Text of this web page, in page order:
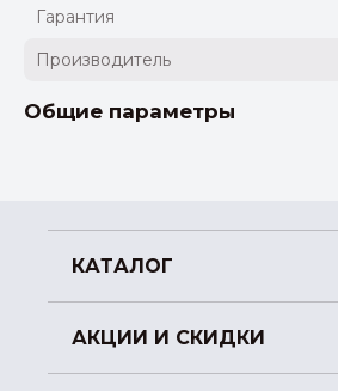
Гарантия
Производитель
Общие параметры
КАТАЛОГ
АКЦИИ И СКИДКИ